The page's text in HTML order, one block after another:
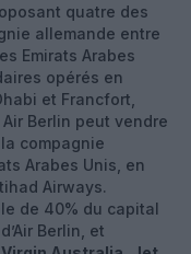
quatre des
allemande entre
Emirats Arabes
opérés en
et Francfort,
Berlin peut vendre
compagnie
Arabes Unis, en
Airways.
de 40% du capital
Berlin, et